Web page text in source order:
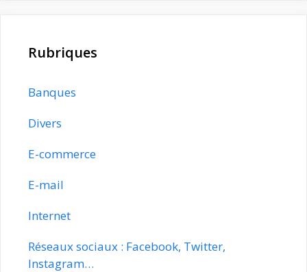
Rubriques
Banques
Divers
E-commerce
E-mail
Internet
Réseaux sociaux : Facebook, Twitter,
Instagram…